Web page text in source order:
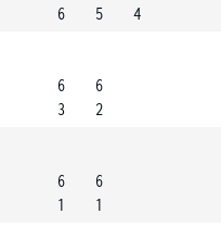
6
5
4
6
3
6
2
6
1
6
1